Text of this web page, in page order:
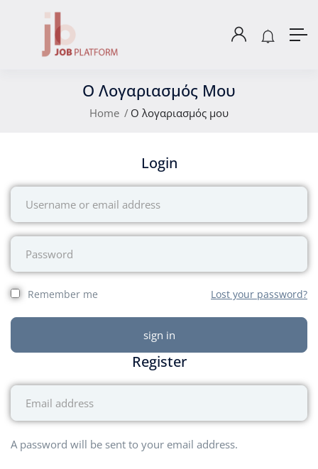
Ο Λογαριασμός Μου
Home Ο λογαριασμός μου
Login
Remember me Lost your password?
Register
A password will be sent to your email address.